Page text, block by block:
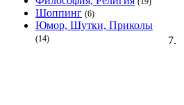
Шоппинг (6)
Юмор, Шутки, Приколы
(14) 7.